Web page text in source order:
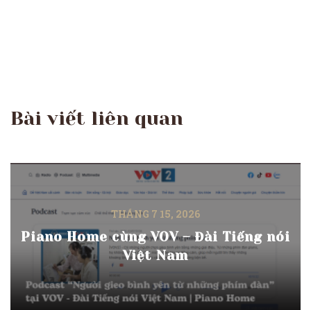
Bài viết liên quan
THÁNG 7 15, 2026
Piano Home cùng VOV – Đài Tiếng nói
Việt Nam